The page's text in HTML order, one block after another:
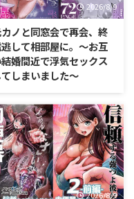
2026/8/9
ノと同窓会で再会、終
して相部屋に。〜お互
結婚間近で浮気セックス
てしまいました〜
2026/8/9